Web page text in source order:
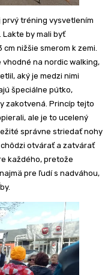
prvý tréning vysvetlením
by mali byť
nižšie smerom k zemi.
na nordic walking,
aký je medzi nimi
špeciálne pútko,
zakotvená. Princíp tejto
ale je to ucelený
správne striedať nohy
otvárať a zatvárať
každého, pretože
pre ľudí s nadváhou,